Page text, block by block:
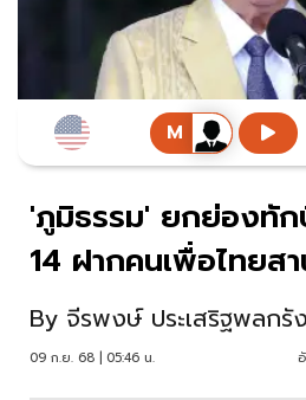
'ภูมิธรรม' ยกย่องทั
14 ฝากคนเพื่อไทย
By จีรพงษ์ ประเสริฐพลกรัง
09 ก.ย. 68 | 05:46 น.